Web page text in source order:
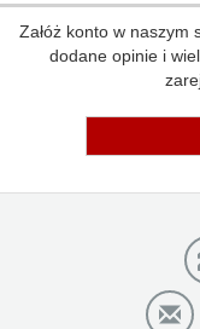
Załóż konto w naszym
dodane opinie i